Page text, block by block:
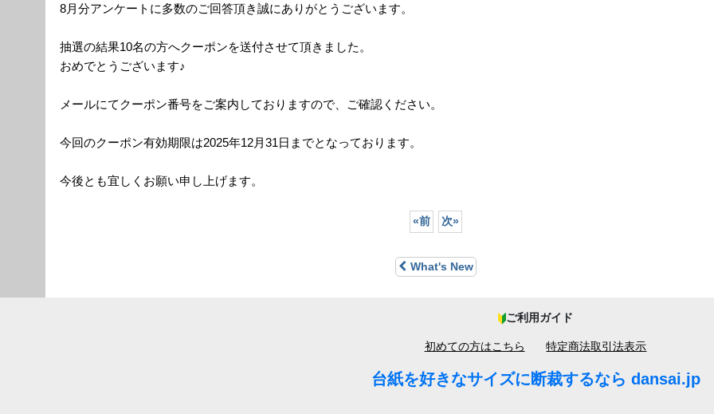
8月分アンケートに多数のご回答頂き誠にありがとうございます。
抽選の結果10名の方へクーポンを送付させて頂きました。
おめでとうございます♪
メールにてクーポン番号をご案内しておりますので、ご確認ください。
今回のクーポン有効期限は2025年12月31日までとなっております。
今後とも宜しくお願い申し上げます。
«前 次»
What's New
ご利用ガイド
初めての方はこちら 特定商法取引法表示
台紙を好きなサイズに断裁するなら dansai.jp